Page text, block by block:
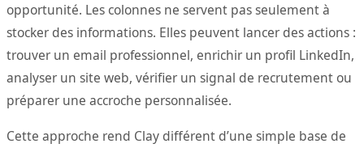
opportunité. Les colonnes ne servent pas seulement à
stocker des informations. Elles peuvent lancer des actions :
trouver un email professionnel, enrichir un profil LinkedIn,
analyser un site web, vérifier un signal de recrutement ou
préparer une accroche personnalisée.
Cette approche rend Clay différent d’une simple base de